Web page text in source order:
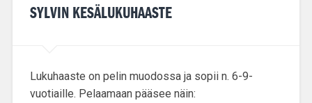
SYLVIN KESÄLUKUHAASTE
Lukuhaaste on pelin muodossa ja sopii n. 6-9-
vuotiaille. Pelaamaan pääsee näin: